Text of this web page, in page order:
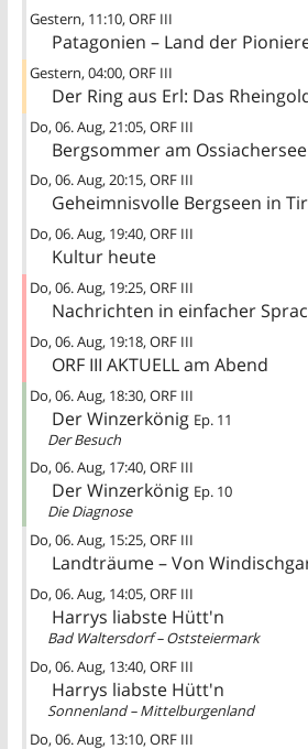
Gestern 11:10 ORF III
Patagonien – Land der
Gestern 04:00 ORF III
Der Ring aus Erl: Das
Do, 06. Aug 21:05 ORF III
Bergsommer am Ossiachersee
Do, 06. Aug 20:15 ORF III
Geheimnisvolle Bergseen in
Do, 06. Aug 19:40 ORF III
Kultur heute
Do, 06. Aug 19:25 ORF III
Nachrichten in einfacher
Do, 06. Aug 19:18 ORF III
ORF III AKTUELL am Abend
Do, 06. Aug 18:30 ORF III
Der Winzerkönig Ep. 11
Der Besuch
Do, 06. Aug 17:40 ORF III
Der Winzerkönig Ep. 10
Die Diagnose
Do, 06. Aug 15:25 ORF III
Landträume – Von
Do, 06. Aug 14:05 ORF III
Harrys liabste Hütt'n
Bad Waltersdorf – Oststeiermark
Do, 06. Aug 13:40 ORF III
Harrys liabste Hütt'n
Sonnenland – Mittelburgenland
Do, 06. Aug 13:10 ORF III